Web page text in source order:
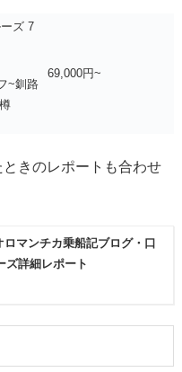
ズ 7
~釧路
69,000円~
きのレポートも合わせ
ロマンチカ乗船記ブログ・口
ズ詳細レポート